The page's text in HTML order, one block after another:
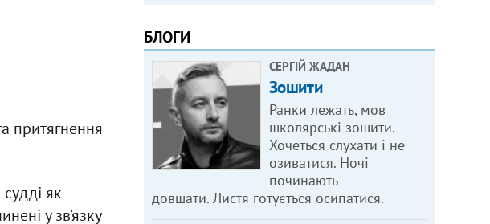
притягнення
як
у зв’язку
БЛОГИ
СЕРГІЙ ЖАДАН
Зошити
Ранки лежать, мов
школярські зошити.
Хочеться слухати і не
озиватися. Ночі
починають
довшати. Листя готується осипатися.